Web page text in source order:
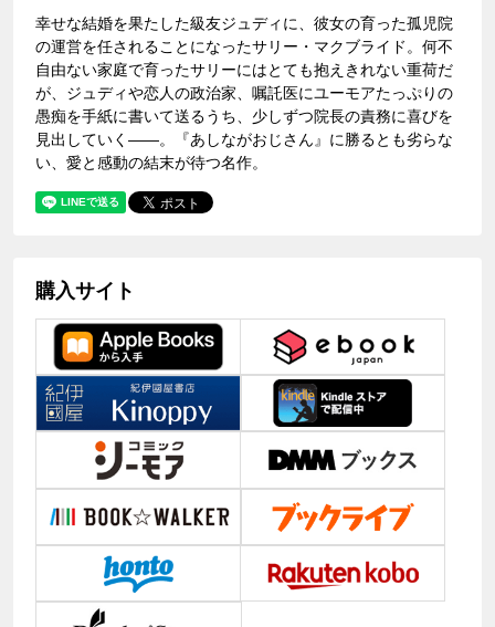
幸せな結婚を果たした級友ジュディに、彼女の育った孤児院
の運営を任されることになったサリー・マクブライド。何不
自由ない家庭で育ったサリーにはとても抱えきれない重荷だ
が、ジュディや恋人の政治家、嘱託医にユーモアたっぷりの
愚痴を手紙に書いて送るうち、少しずつ院長の責務に喜びを
見出していく――。『あしながおじさん』に勝るとも劣らな
い、愛と感動の結末が待つ名作。
購入サイト